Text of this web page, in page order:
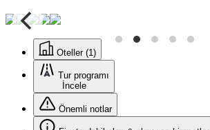
Oteller (1)
Tur programı
İncele
Önemli notlar